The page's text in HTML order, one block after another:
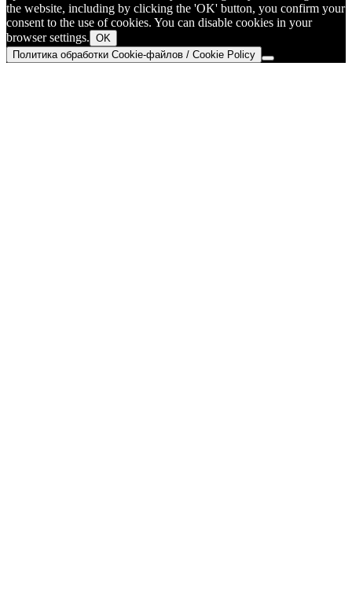
the website, including by clicking the 'OK' button, you confirm your
consent to the use of cookies. You can disable cookies in your
browser settings. OK
Политика обработки Cookie-файлов / Cookie Policy